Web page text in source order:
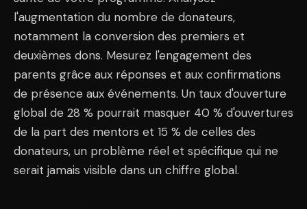
l'augmentation du nombre de donateurs,
notamment la conversion des premiers et
deuxièmes dons. Mesurez l'engagement des
parents grâce aux réponses et aux confirmations
de présence aux événements. Un taux d'ouverture
global de 28 % pourrait masquer 40 % d'ouvertures
de la part des mentors et 15 % de celles des
donateurs, un problème réel et spécifique qui ne
serait jamais visible dans un chiffre global.